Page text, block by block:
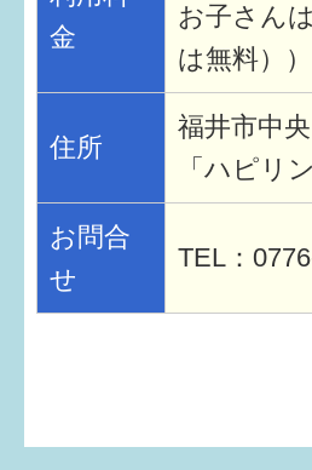
金
お子さん
は無料）
住所
福井市中
「ハピリ
お問合
せ
TEL：